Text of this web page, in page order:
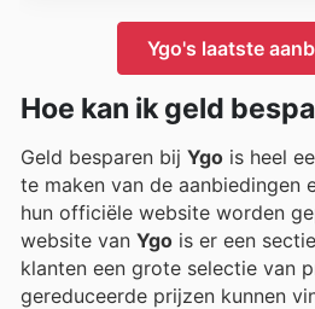
Ygo's laatste
Hoe kan ik geld
Geld besparen bij Ygo is heel
te maken van de aanbiedingen
hun officiële website worden
website van Ygo is er een
klanten een grote selectie van
gereduceerde prijzen kunnen